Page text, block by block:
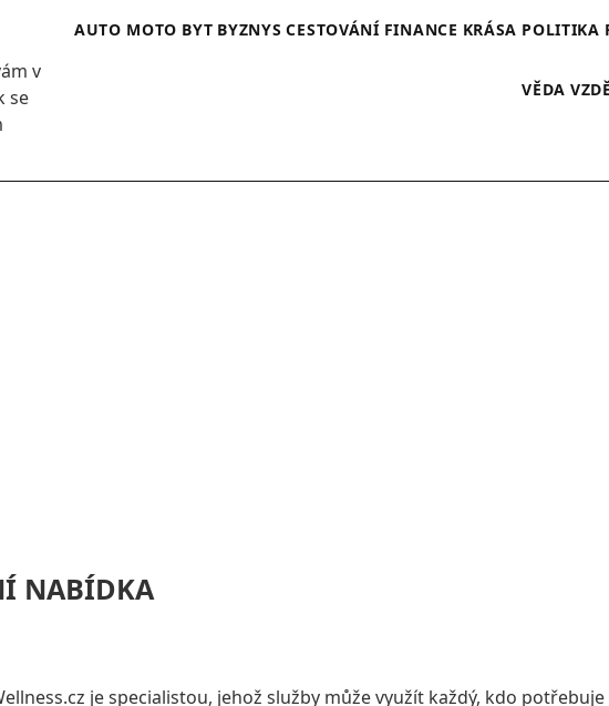
v
se
AUTO MOTO BYT BYZNYS CESTOVÁNÍ FINANCE KRÁSA POLITIKA
VĚDA
NABÍDKA
je specialistou, jehož služby může využít každý, kdo